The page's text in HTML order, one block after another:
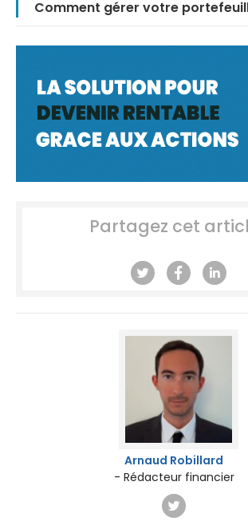
Comment gérer votre
Partagez cet
Arnaud Robillard
- Rédacteur financier